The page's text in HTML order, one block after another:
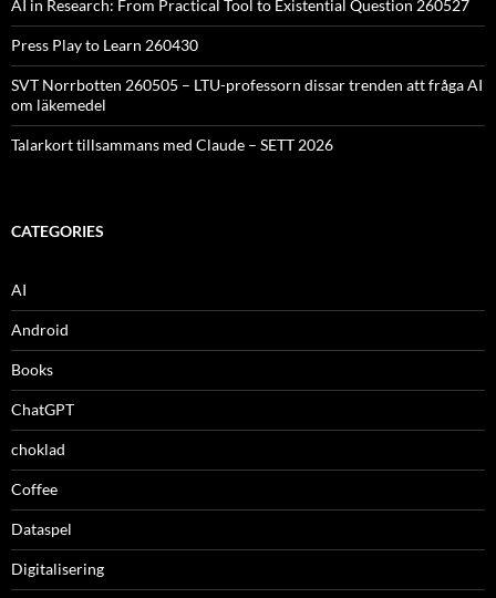
AI in Research: From Practical Tool to Existential Question 260527
Press Play to Learn 260430
SVT Norrbotten 260505 – LTU-professorn dissar trenden att fråga AI
om läkemedel
Talarkort tillsammans med Claude – SETT 2026
CATEGORIES
AI
Android
Books
ChatGPT
choklad
Coffee
Dataspel
Digitalisering